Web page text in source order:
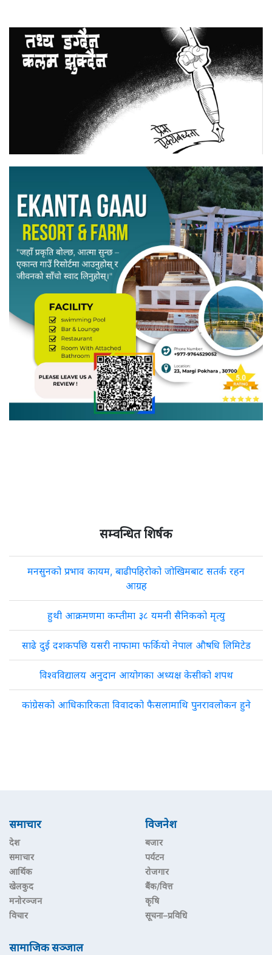
सम्वन्धित शिर्षक
मनसुनको प्रभाव कायम, बाढीपहिरोको जोखिमबाट सतर्क रहन
आग्रह
हुथी आक्रमणमा कम्तीमा ३८ यमनी सैनिकको मृत्यु
साढे दुई दशकपछि यसरी नाफामा फर्कियो नेपाल औषधि लिमिटेड
विश्वविद्यालय अनुदान आयोगका अध्यक्ष केसीको शपथ
कांग्रेसको आधिकारिकता विवादको फैसलामाथि पुनरावलोकन हुने
समाचार
देश
समाचार
आर्थिक
खेलकुद
मनोरञ्जन
विचार
विजनेश
बजार
पर्यटन
रोजगार
बैंक/वित्त
कृषि
सूचना–प्रविधि
सामाजिक सञ्जाल